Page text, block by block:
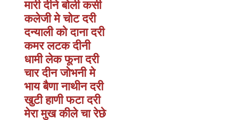
मारी दीने बोली कसी
कलेजी मे चोट दरी
दन्याली को दाना दरी
कमर लटक दीनी
धामी लेक फूना दरी
चार दीन जोभनी मे
भाय बैणा नाथीन दरी
खुटी हाणी फटा दरी
मेरा मुख कीले चा रेछे